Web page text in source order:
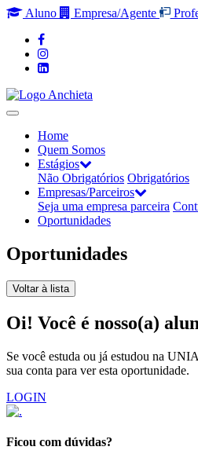
Aluno Empresa/Agente
Home
Quem Somos
Estágios
Não Obrigatórios Obrigatórios
Empresas/Parceiros
Seja uma empresa parceira
Oportunidades
Oportunidades
Voltar à lista
Oi! Você é nosso(a)
Se você estuda ou já estudou na
sua conta para ver esta oportunidade.
LOGIN
Ficou com dúvidas?